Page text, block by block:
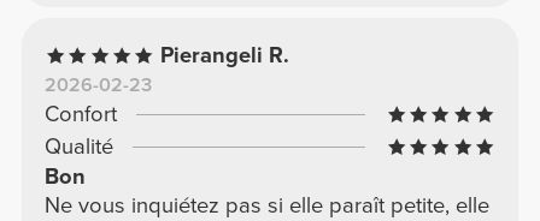
Pierangeli R.
2026-02-23
Confort
Qualité
Bon
Ne vous inquiétez pas si elle paraît petite, elle